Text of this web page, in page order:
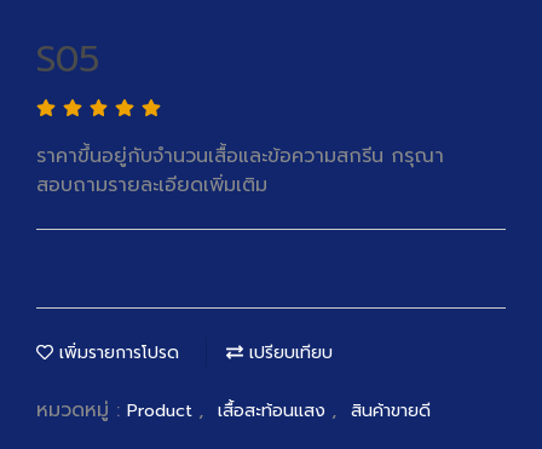
S05
ราคาขึ้นอยู่กับจำนวนเสื้อและข้อความสกรีน กรุณา
สอบถามรายละเอียดเพิ่มเติม
เพิ่มรายการโปรด เปรียบเทียบ
หมวดหมู่ : Product , เสื้อสะท้อนแสง , สินค้าขายดี